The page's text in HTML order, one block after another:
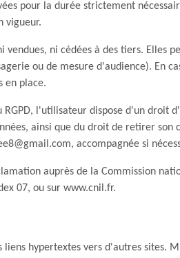
pour la durée strictement
vigueur.
vendues, ni cédées à des tiers. Elles
ou de mesure d'audience). En
en place.
l'utilisateur dispose d'un droit
ainsi que du droit de retirer son
accompagnée si
auprès de la Commission
07, ou sur www.cnil.fr.
hypertextes vers d'autres sites.